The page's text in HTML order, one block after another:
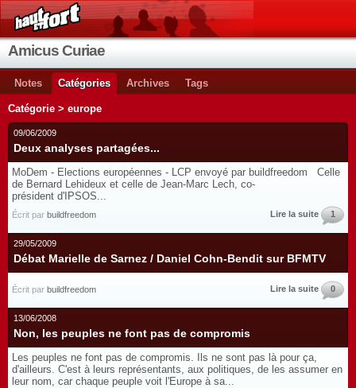
Amicus Curiae
Notes Catégories Archives Tags
Catégorie > europe
09/06/2009
Deux analyses partagées...
MoDem - Elections européennes - LCP envoyé par buildfreedom Celle
de Bernard Lehideux et celle de Jean-Marc Lech, co-
président d'IPSOS...
Écrit par buildfreedom Lire la suite 1
29/05/2009
Débat Marielle de Sarnez / Daniel Cohn-Bendit sur BFMTV
Écrit par buildfreedom Lire la suite 0
13/06/2008
Non, les peuples ne font pas de compromis
Les peuples ne font pas de compromis. Ils ne sont pas là pour ça,
d'ailleurs. C'est à leurs représentants, aux politiques, de les assumer en
leur nom, car chaque peuple voit l'Europe à sa...